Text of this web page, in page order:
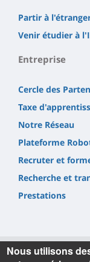
Partir à
Venir étudier à
Entreprise
Cercle des
Taxe
Notre Réseau
Plateforme
Recruter et
Recherche et
Prestations
Nous utilisons